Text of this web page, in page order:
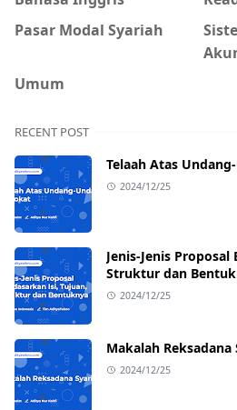
Pasar Modal Syariah
Umum
RECENT POST
Telaah Atas
2024/12/25
Jenis-Jenis
Struktur dan
2024/12/25
Makalah Reksadana
2024/12/25